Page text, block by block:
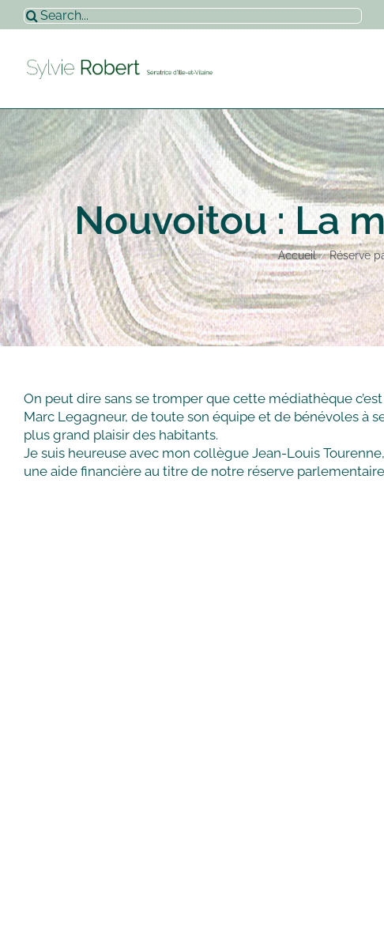
Passer
au
Rechercher:
Nouvoitou : La
Accueil Réserve
On peut dire sans se tromper que cette médiathèque
Marc Legagneur, de toute son équipe et de bénévoles à
plus grand plaisir des habitants.
Je suis heureuse avec mon collègue Jean-Louis
une aide financière au titre de notre réserve